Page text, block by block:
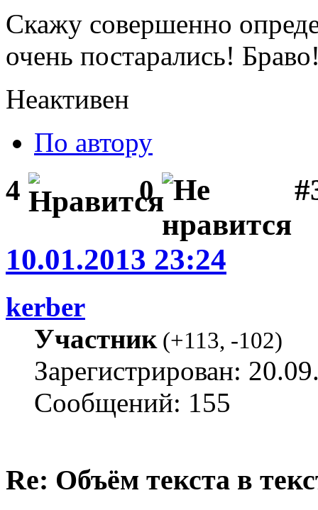
Скажу совершенно
очень постарались!
Неактивен
По автору
4 0
10.01.2013 23:24
kerber
Участник(+113, -102)
Зарегистрирован:
Сообщений: 155
Re: Объём текста в